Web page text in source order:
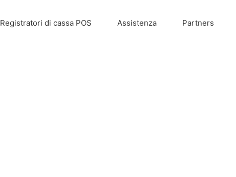
Registratori di cassa POS Assistenza Partners